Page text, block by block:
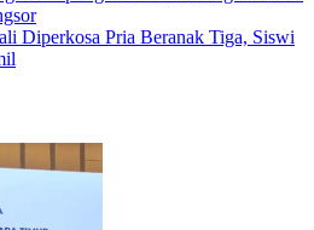
Diperkosa Pria Beranak Tiga, Siswi